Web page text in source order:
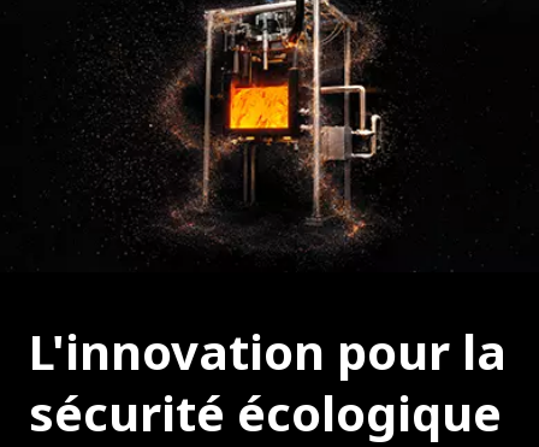
L'innovation pour la
sécurité écologique